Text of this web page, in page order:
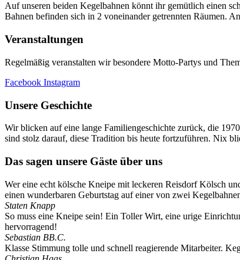
Auf unseren beiden Kegelbahnen könnt ihr gemütlich einen
Bahnen befinden sich in 2 voneinander getrennten Räumen.
Veranstaltungen
Regelmäßig veranstalten wir besondere Motto-Partys und
Facebook Instagram
Unsere Geschichte
Wir blicken auf eine lange Familiengeschichte zurück, die
sind stolz darauf, diese Tradition bis heute fortzuführen. Nix
Das sagen unsere Gäste über uns
Wer eine echt kölsche Kneipe mit leckeren Reisdorf Kölsch
einen wunderbaren Geburtstag auf einer von zwei
Staten Knapp
So muss eine Kneipe sein! Ein Toller Wirt, eine urige
hervorragend!
Sebastian BB.C.
Klasse Stimmung tolle und schnell reagierende Mitarbeiter.